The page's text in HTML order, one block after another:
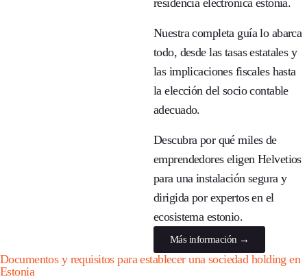
Nuestra completa guía lo abarca
todo, desde las tasas estatales y
las implicaciones fiscales hasta
la elección del socio contable
adecuado.
Descubra por qué miles de
emprendedores eligen Helvetios
para una instalación segura y
dirigida por expertos en el
ecosistema estonio.
Más información →
Documentos y requisitos para establecer una sociedad holding en
Estonia